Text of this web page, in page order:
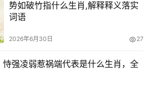
势如破竹指什么生肖,解释释义落实
词语
2026年6月30日 27
恃强凌弱惹祸端代表是什么生肖，全